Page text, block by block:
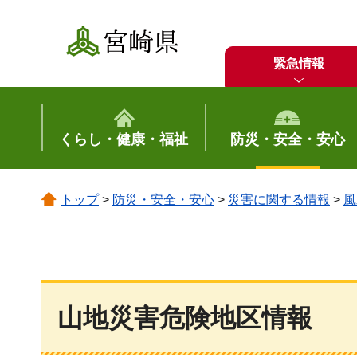
宮崎県
緊急情報
くらし・健康・福祉 防災・安全・安心
トップ> 防災・安全・安心 > 災害に関する情報 >
山地災害危険地区情報